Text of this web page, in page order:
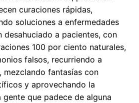
curaciones rápidas,
soluciones a enfermedades
desahuciado a pacientes, con
100 por ciento naturales,
falsos, recurriendo a
mezclando fantasías con
y aprovechando la
que padece de alguna